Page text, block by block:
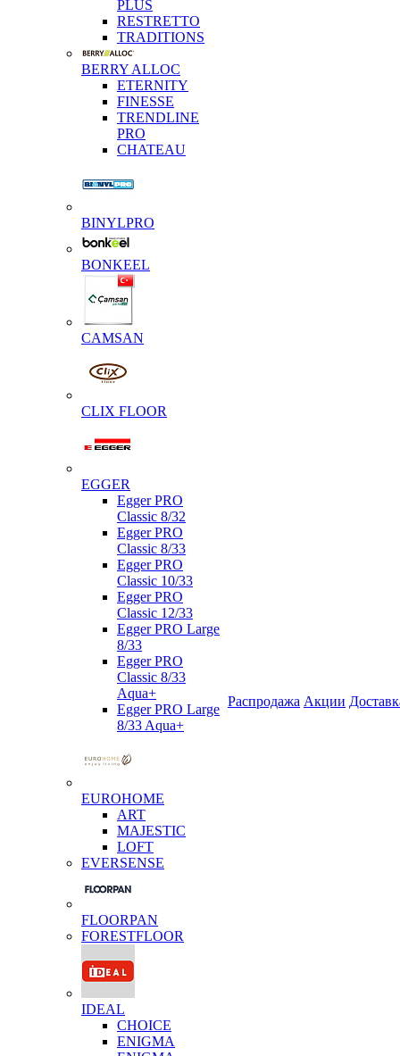
PLUS
RESTRETTO
TRADITIONS
BERRY ALLOC
ETERNITY
FINESSE
TRENDLINE
PRO
CHATEAU
BINYLPRO
BONKEEL
CAMSAN
CLIX FLOOR
EGGER
Egger PRO
Classic 8/32
Egger PRO
Classic 8/33
Egger PRO
Classic 10/33
Egger PRO
Classic 12/33
Egger PRO Large
8/33
Egger PRO
Classic 8/33
Aqua+
Egger PRO Large
8/33 Aqua+
EUROHOME
ART
MAJESTIC
LOFT
EVERSENSE
FLOORPAN
FORESTFLOOR
IDEAL
CHOICE
ENIGMA
Распродажа Акции